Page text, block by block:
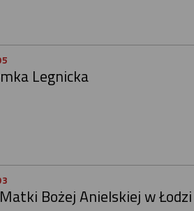
Legnicka
Bożej Anielskiej w Łodzi